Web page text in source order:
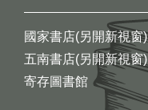
國家書店(另開新視窗)
五南書店(另開新視窗)
寄存圖書館